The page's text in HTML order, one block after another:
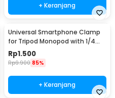
+ Keranjang
Universal Smartphone Clamp
for Tripod Monopod with 1/4
Inch Screw Hole M - SC-M
Rp1.500
Rp9.900 85%
+ Keranjang